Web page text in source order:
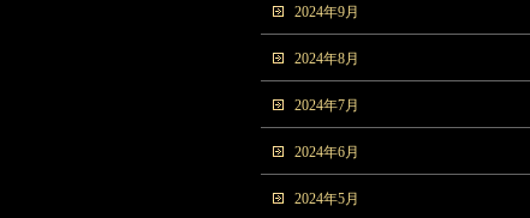
2024年9月
2024年8月
2024年7月
2024年6月
2024年5月